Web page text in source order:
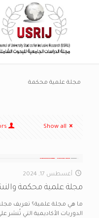
مجلة علمية محكمة
Show all
أغسطس 17, 2024
مجلة علمية محكمة
ما هي مجلة علمية؟ تعريف
الدوريات الأكاديمية التي